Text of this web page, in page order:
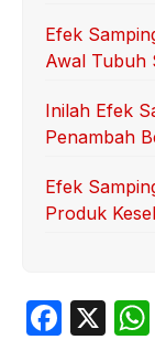
Efek
Awal Tubuh
Inilah Efek
Penambah
Efek
Produk
F
X